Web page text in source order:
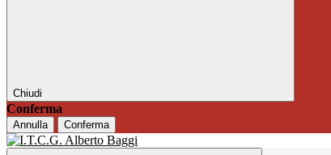
Chiudi
Conferma
Annulla Conferma